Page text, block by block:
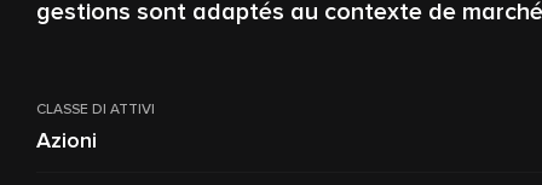
gestions sont adaptés au contexte de
CLASSE DI ATTIVI
Azioni